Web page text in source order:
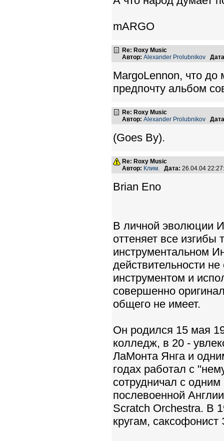
mARGO
Re: Roxy Music
Автор: Alexander Prolubnikov
MargoLennon, что
предпочту альбом
Re: Roxy Music
Автор: Alexander Prolubnikov
(Goes By).
Re: Roxy Music
Автор: Клим. Дата: 26.04.04
Brian Eno
В личной эволюции
оттеняет все изгибы
инструментальном
действительности
инструментом и
совершенно
общего не имеет.
Он родился 15 мая
колледж, в 20 -
ЛаМонта Янга и
годах работал с
сотрудничал с
послевоенной
Scratch Orchestra. В
кругам,